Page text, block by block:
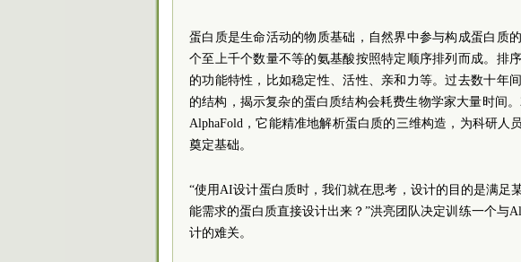
蛋白质是生命活动的物质基础，自然界中参与构成蛋白质
个至上千个数量不等的氨基酸按照特定顺序排列而成。排
的功能特性，比如稳定性、活性、亲和力等。过去数十年
的结构，揭示复杂的蛋白质结构会耗费生物学家大量时间
AlphaFold，它能精准地解析蛋白质的三维构造，为科研人
奠定基础。
“使用AI设计蛋白质时，我们就在思考，设计的目的是满足
能需求的蛋白质直接设计出来？”洪亮团队决定训练一个与
计的难关。